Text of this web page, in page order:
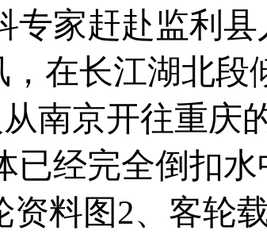
家赶赴监利县
，在长江湖北
南京开往重庆
已经完全倒扣
料图2、客轮